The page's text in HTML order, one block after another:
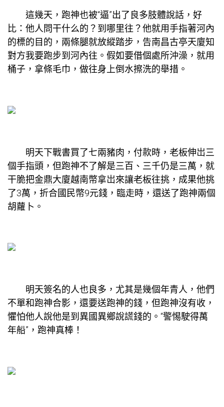
這幾天，跑神也被“逼”出了良多肢體說話，好
比：他人問干什么的？到哪里往？他就用手指著河內
的標的目的，兩條腿就放縱踏步，告南昌古亭天廈知
對方我要跑步到河內往。假如要借個處所沖澡，就用
桶子，拿條毛巾，做往身上倒水擦洗的舉措。
明天下戰書買了七兩豬肉，付款時，老板伸岀三
個手指頭，但跑神不了解是三百、三千仍是三萬，就
干脆把金鼎大廈越南幣拿岀來讓老板往挑，成果他挑
了3萬，折合國民幣9元錢，臨走時，還送了跑神兩個
胡蘿卜。
明天簽名的人也良多，尤其是幾個年青人，他們
不單和跑神合影，還要送跑神的錢，但跑神沒有收，
懼怕他人說他是到異國異鄉說謊錢的。“警惕駛得萬
年船”，跑神真棒！